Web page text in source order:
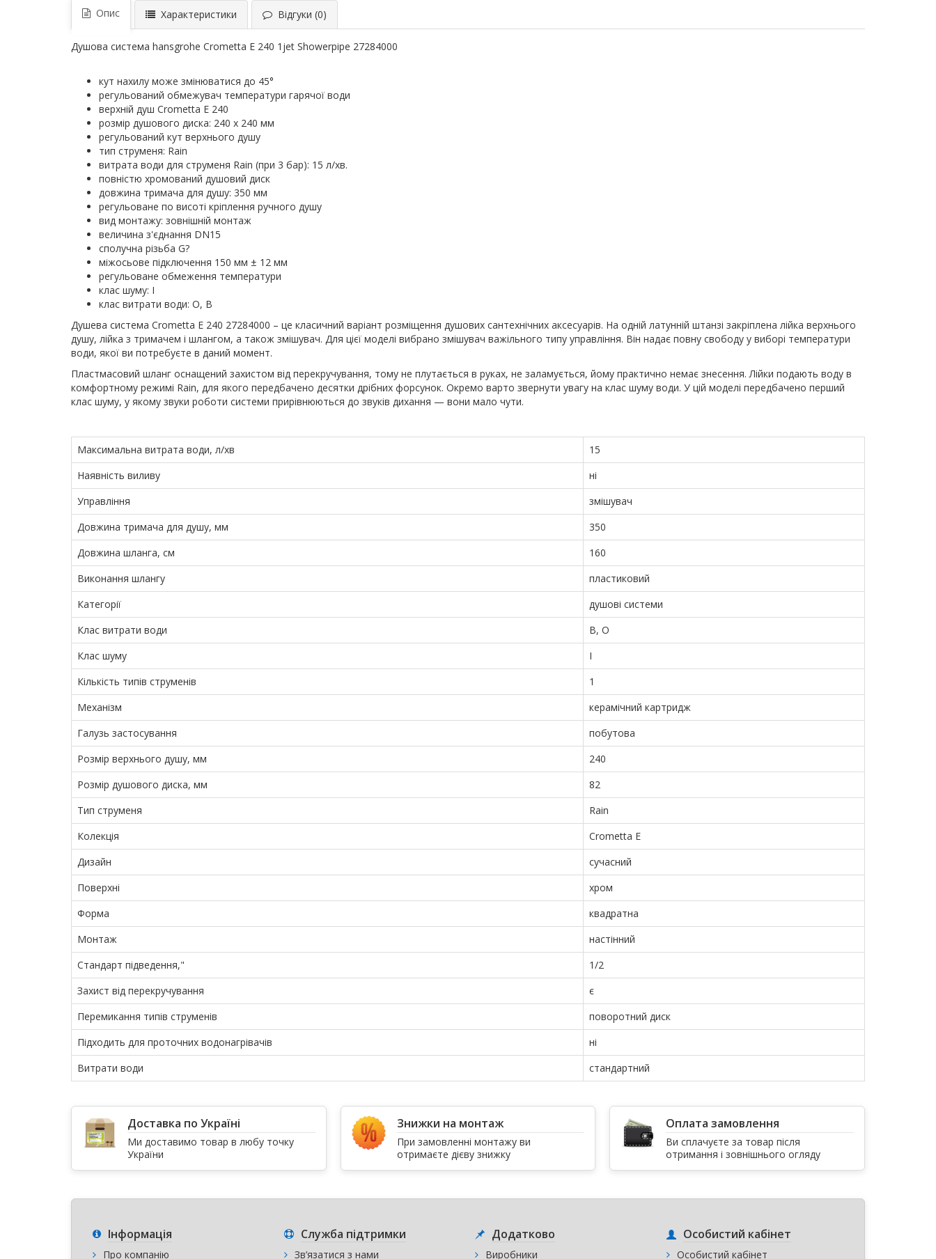
Опис Характеристики Відгуки (0)
Душова система hansgrohe Crometta E 240 1jet Showerpipe 27284000
кут нахилу може змінюватися до 45°
регульований обмежувач температури гарячої води
верхній душ Crometta E 240
розмір душового диска: 240 x 240 мм
регульований кут верхнього душу
тип струменя: Rain
витрата води для струменя Rain (при 3 бар): 15 л/хв.
повністю хромований душовий диск
довжина тримача для душу: 350 мм
регульоване по висоті кріплення ручного душу
вид монтажу: зовнішній монтаж
величина з'єднання DN15
сполучна різьба G?
міжосьове підключення 150 мм ± 12 мм
регульоване обмеження температури
клас шуму: I
клас витрати води: O, B
Душева система Crometta E 240 27284000 – це класичний варіант розміщення душових сантехнічних аксесуарів. На одній латунній штанзі закріплена лійка верхнього
душу, лійка з тримачем і шлангом, а також змішувач. Для цієї моделі вибрано змішувач важільного типу управління. Він надає повну свободу у виборі температури
води, якої ви потребуєте в даний момент.
Пластмасовий шланг оснащений захистом від перекручування, тому не плутається в руках, не заламується, йому практично немає знесення. Лійки подають воду в
комфортному режимі Rain, для якого передбачено десятки дрібних форсунок. Окремо варто звернути увагу на клас шуму води. У цій моделі передбачено перший
клас шуму, у якому звуки роботи системи прирівнюються до звуків дихання — вони мало чути.
Максимальна витрата води, л/хв
15
Наявність виливу
ні
Управління
змішувач
Довжина тримача для душу, мм
350
Довжина шланга, см
160
Виконання шлангу
пластиковий
Категорії
душові системи
Клас витрати води
B, O
Клас шуму
I
Кількість типів струменів
1
Механізм
керамічний картридж
Галузь застосування
побутова
Розмір верхнього душу, мм
240
Розмір душового диска, мм
82
Тип струменя
Rain
Колекція
Crometta Е
Дизайн
сучасний
Поверхні
хром
Форма
квадратна
Монтаж
настінний
Стандарт підведення,"
1/2
Захист від перекручування
є
Перемикання типів струменів
поворотний диск
Підходить для проточних водонагрівачів
ні
Витрати води
стандартний
Доставка по Україні
Ми доставимо товар в любу точку
України
Знижки на монтаж
При замовленні монтажу ви
отримаєте дієву знижку
Оплата замовлення
Ви сплачуєте за товар після
отримання і зовнішнього огляду
Інформація
Про компанію
Служба підтримки
Зв’язатися з нами
Додатково
Виробники
Особистий кабінет
Особистий кабінет